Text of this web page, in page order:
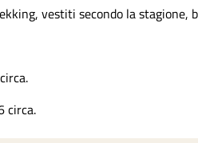
vestiti secondo la stagione,
circa.